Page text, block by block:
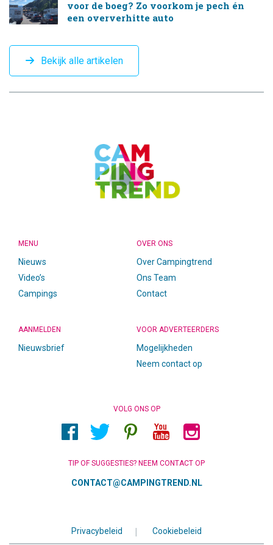
voor de boeg? Zo voorkom je pech én
een oververhitte auto
Bekijk alle artikelen
MENU
Nieuws
Video’s
Campings
OVER ONS
Over Campingtrend
Ons Team
Contact
AANMELDEN
Nieuwsbrief
VOOR ADVERTEERDERS
Mogelijkheden
Neem contact op
VOLG ONS OP
TIP OF SUGGESTIES? NEEM CONTACT OP
CONTACT@CAMPINGTREND.NL
Privacybeleid | Cookiebeleid